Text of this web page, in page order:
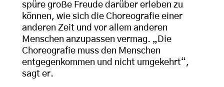
spüre große Freude darüber erleben zu
können, wie sich die Choreografie einer
anderen Zeit und vor allem anderen
Menschen anzupassen vermag. „Die
Choreografie muss den Menschen
entgegenkommen und nicht umgekehrt“,
sagt er.